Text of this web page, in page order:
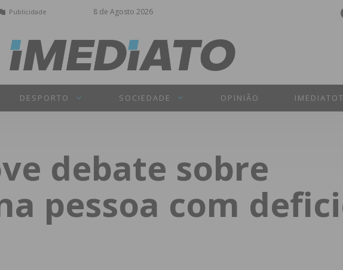
8 de Agosto 2026
Publicidade
DESPORTO SOCIEDADE OPINIÃO
debate sobre
pessoa com